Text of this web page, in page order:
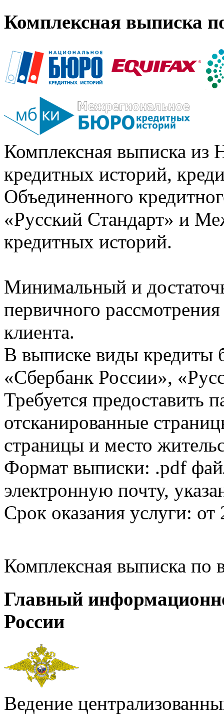
Комплексная выписка
Комплексная выписка из
кредитных историй,
Объединенного
«Русский Стандарт» и
кредитных историй.
Минимальный и
первичного
клиента.
В выписке виды кредиты
«Сбербанк России»,
Требуется предоставить
отсканированные
страницы и место
Формат выписки: .pdf
электронную почту,
Срок оказания услуги: от
Комплексная выписка
Главный
России
Ведение